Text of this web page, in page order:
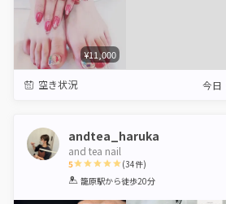
¥11,000
空き状況 今日
andtea_haruka
and tea nail
5
1 2 3 4 5
(34件)
籠原駅から徒歩20分